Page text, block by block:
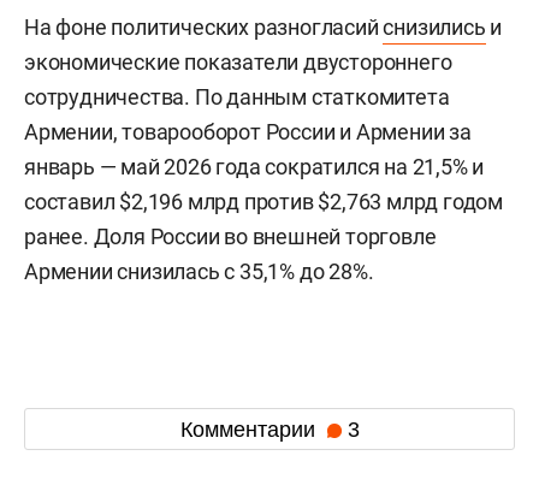
На фоне политических разногласийснизились и
экономические показатели двустороннего
сотрудничества. По данным статкомитета
Армении, товарооборот России и Армении за
январь — май 2026 года сократился на 21,5% и
составил $2,196 млрд против $2,763 млрд годом
ранее. Доля России во внешней торговле
Армении снизилась с 35,1% до 28%.
Комментарии 3